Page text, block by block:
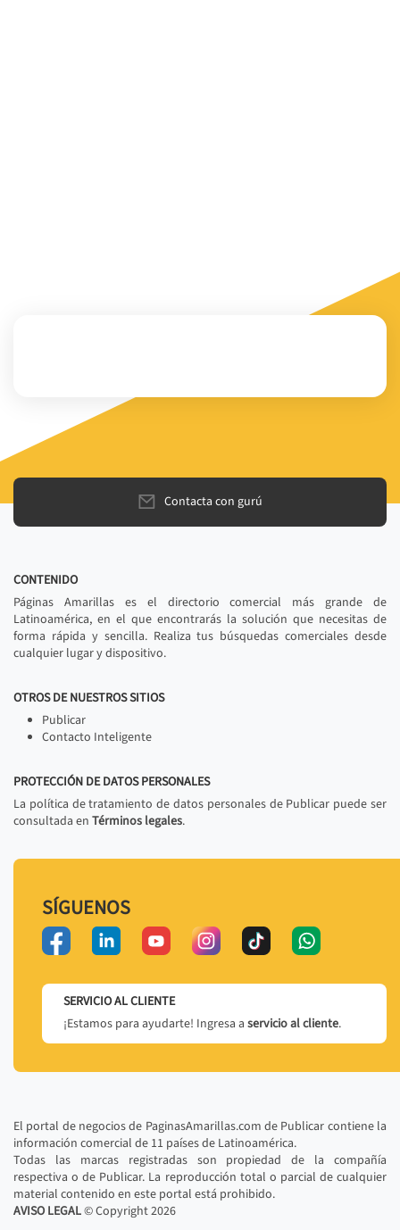
Contacta con gurú
CONTENIDO
Páginas Amarillas es el directorio comercial más grande de
Latinoamérica, en el que encontrarás la solución que necesitas de
forma rápida y sencilla. Realiza tus búsquedas comerciales desde
cualquier lugar y dispositivo.
OTROS DE NUESTROS SITIOS
Publicar
Contacto Inteligente
PROTECCIÓN DE DATOS PERSONALES
La política de tratamiento de datos personales de Publicar puede ser
consultada en Términos legales.
SÍGUENOS
SERVICIO AL CLIENTE
¡Estamos para ayudarte! Ingresa a servicio al cliente.
El portal de negocios de PaginasAmarillas.com de Publicar contiene la
información comercial de 11 países de Latinoamérica.
Todas las marcas registradas son propiedad de la compañía
respectiva o de Publicar. La reproducción total o parcial de cualquier
material contenido en este portal está prohibido.
AVISO LEGAL© Copyright2026